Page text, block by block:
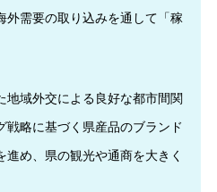
外需要の取り込みを通して「稼
地域外交による良好な都市間関
戦略に基づく県産品のブランド
め、県の観光や通商を大きく